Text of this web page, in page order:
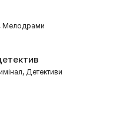
Мелодрами
Детективи